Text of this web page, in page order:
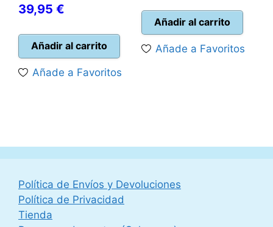
era:
44,95 €.
39,95 €
actual
es:
39,95 €.
Añadir al carrito
Añade a Favoritos
original
era:
34,95 €.
es:
31,50
Añadir al carrito
Añade a Favoritos
Política de Envíos y Devoluciones
Política de Privacidad
Tienda